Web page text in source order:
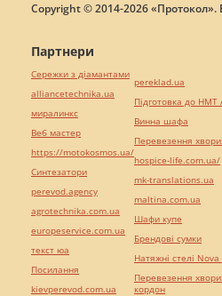
Copyright © 2014-2026 «Протокол».
Партнери
Сережки з діамантами
alliancetechnika.ua
миралинкс
Веб мастер
https://motokosmos.ua/
Синтезатори
perevod.agency
agrotechnika.com.ua
europeservice.com.ua
текст юа
Посилання
kievperevod.com.ua
pereklad.ua
Підготовка до
Винна шафа
Перевезення
hospice-life.com.ua/
mk-translations.ua
maltina.com.ua
Шафи купе
Брендові сумки
Натяжні стелі
Перевезення
кордон